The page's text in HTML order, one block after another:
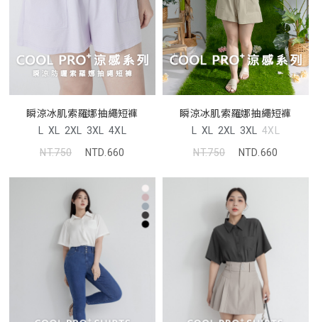
瞬涼冰肌索羅娜抽繩短褲
L XL 2XL 3XL 4XL
NT.750
NTD.660
瞬涼冰肌索羅娜抽繩短褲
L XL 2XL 3XL 4XL
NT.750
NTD.660